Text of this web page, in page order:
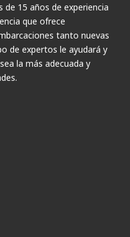
de 15 años de experiencia
que ofrece
tanto nuevas
de expertos le ayudará y
la más adecuada y